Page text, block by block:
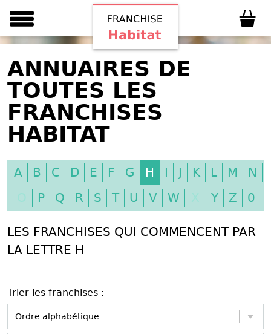
ANNUAIRES DE
TOUTES LES
FRANCHISES
HABITAT
A B C D E F G H I J K L M
N
O
P Q R S T U V W X Y Z 0
LES FRANCHISES QUI COMMENCENT PAR
LA LETTRE H
Trier les franchises :